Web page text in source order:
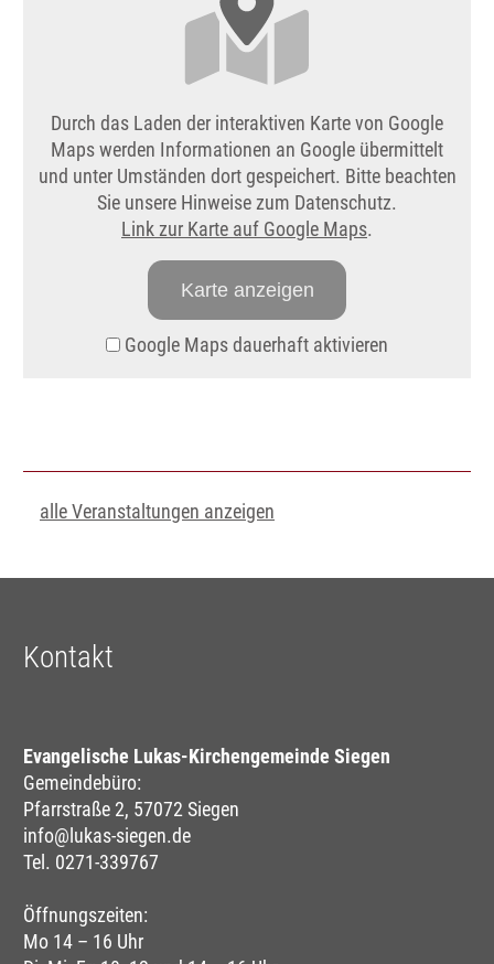
Durch das Laden der interaktiven Karte von Google
Maps werden Informationen an Google übermittelt
und unter Umständen dort gespeichert. Bitte beachten
Sie unsere Hinweise zum Datenschutz.
Link zur Karte auf Google Maps.
Karte anzeigen
Google Maps dauerhaft aktivieren
alle Veranstaltungen anzeigen
Kontakt
Evangelische Lukas-Kirchengemeinde Siegen
Gemeindebüro:
Pfarrstraße 2, 57072 Siegen
info@lukas-siegen.de
Tel. 0271-339767
Öffnungszeiten:
Mo 14 – 16 Uhr